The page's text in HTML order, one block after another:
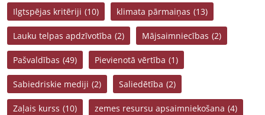
Ilgtspējas kritēriji (10) klimata pārmaiņas (13)
Lauku telpas apdzīvotība (2) Mājsaimniecības (2)
Pašvaldības (49) Pievienotā vērtība (1)
Sabiedriskie mediji (2) Saliedētība (2)
Zaļais kurss (10) zemes resursu apsaimniekošana (4)